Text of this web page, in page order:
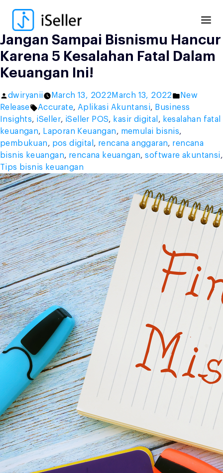
content
Jangan Sampai Bisnismu Hancur
Karena 5 Kesalahan Fatal Dalam
Keuangan Ini!
Posted
by
dwiryanii March 13, 2022 March 13, 2022
Posted
in
New
Release
Tags:
Accurate, Aplikasi Akuntansi, Business
Insights, iSeller, iSeller POS, kasir digital , kesalahan fatal
keuangan, Laporan Keuangan, memulai bisnis,
pembukuan, pos digital , rencana anggaran, rencana
bisnis keuangan, rencana keuangan,software akuntansi,
Tips bisnis keuangan